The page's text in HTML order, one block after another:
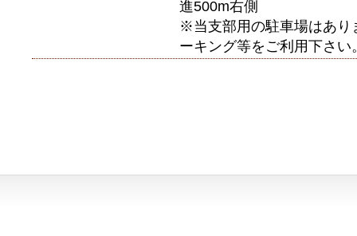
進500m右側
※当支部用の駐車場はあり
ーキング等をご利用下さい